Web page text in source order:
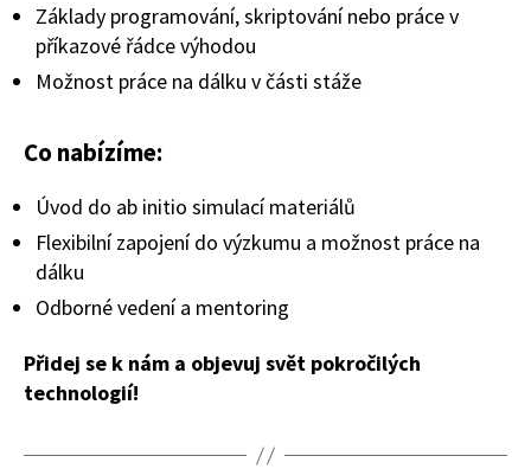
Základy programování, skriptování nebo práce v
příkazové řádce výhodou
Možnost práce na dálku v části stáže
Co nabízíme:
Úvod do ab initio simulací materiálů
Flexibilní zapojení do výzkumu a možnost práce na
dálku
Odborné vedení a mentoring
Přidej se k nám a objevuj svět pokročilých
technologií!